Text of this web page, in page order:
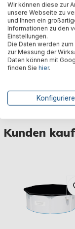
5,95 €*
Kunden
Wir können diese zur
unsere Webseite zu
und Ihnen ein
Informationen zu den
Einstellungen.
Die Daten werden
zur Messung der
Daten können mit
finden Sie hier.